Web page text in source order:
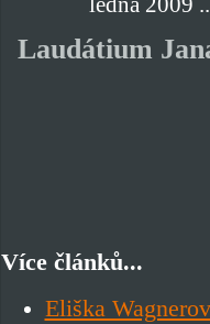
Laudátium
Více článků...
Eliška